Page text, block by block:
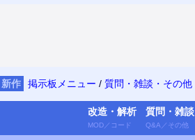
新作 掲示板メニュー / 質問・雑談・その他
改造・ 解析
MOD／ コード
質問・ 雑談
Q&A ／ その他